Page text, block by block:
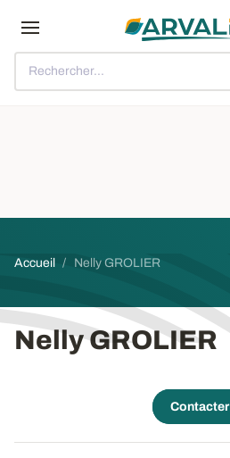
Rechercher...
Fil d'Ariane
Accueil Nelly GROLIER
Nelly GROLIER
Contacter